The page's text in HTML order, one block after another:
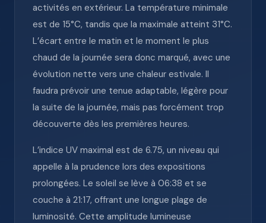
activités en extérieur. La température minimale
est de 15°C, tandis que la maximale atteint 31°C.
L’écart entre le matin et le moment le plus
chaud de la journée sera donc marqué, avec une
évolution nette vers une chaleur estivale. Il
faudra prévoir une tenue adaptable, légère pour
la suite de la journée, mais pas forcément trop
découverte dès les premières heures.
L’indice UV maximal est de 6.75, un niveau qui
appelle à la prudence lors des expositions
prolongées. Le soleil se lève à 06:38 et se
couche à 21:17, offrant une longue plage de
luminosité. Cette amplitude lumineuse